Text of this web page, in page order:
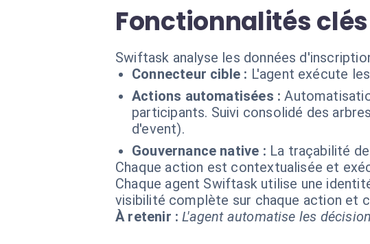
Fonctionnalités
Swiftask analyse les données
Connecteur cible : L'agent exécute
Actions automatisées :
participants. Suivi consolidé des
d'event).
Gouvernance native : La traçabilité
Chaque action est contextualisée et
Chaque agent Swiftask utilise une
visibilité complète sur chaque action et
À retenir : L'agent automatise les